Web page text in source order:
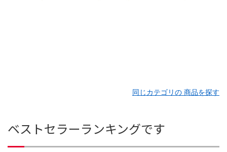
同じカテゴリの 商品を探す
ベストセラーランキングです